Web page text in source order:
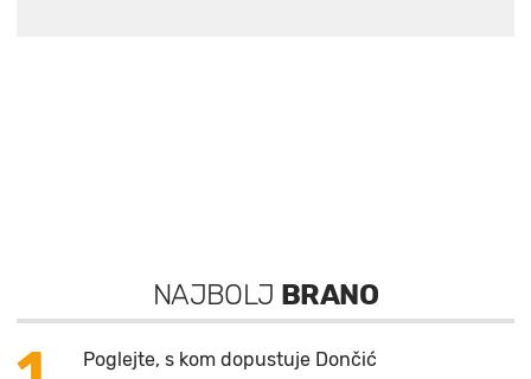
NAJBOLJ BRANO
Poglejte, s kom dopustuje Dončić